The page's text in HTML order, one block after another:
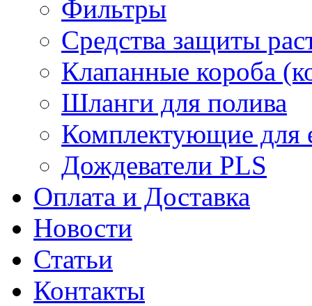
Фильтры
Средства защиты
Клапанные короба
Шланги для полива
Комплектующие для
Дождеватели PLS
Оплата и Доставка
Новости
Статьи
Контакты